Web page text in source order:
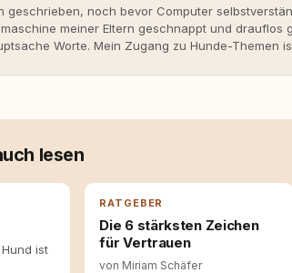
geschrieben, noch bevor Computer
meiner Eltern geschnappt und drauflos
Worte. Mein Zugang zu Hunde-Themen
habe, wie verantwortungsvoll und bewusst
Media-Kanäle. Mein Blick richtet sich dabei
fundiert und für unsere Leser wirklich
Gute Entscheidungen entstehen dort, wo
Hinterfragen zusammenkommen. Mit meinen
lesen
ist
RATGEBER
Die 6 stärksten Zeichen
für Vertrauen
von Miriam Schäfer